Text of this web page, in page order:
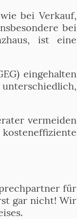
bei Verkauf,
bei
ist eine
eingehalten
vermeiden
für
gar nicht! Wir